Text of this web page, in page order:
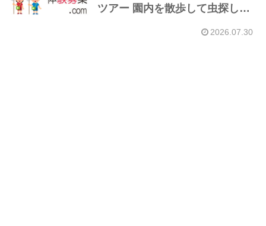
ツアー 園内を散歩して虫探し」
2026.07.30